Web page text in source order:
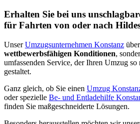
Erhalten Sie bei uns
für Fahrten von oder nach
UnserUmzugsunternehmen Konstanz
wettbewerbsfähigen Konditionen,
umfassenden Service, der Ihren Umzug
gestaltet.
Ganz gleich, ob Sie einen Umzug
oder spezielle Be- und Entladehilfe
finden Sie maßgeschneiderte Lösungen.